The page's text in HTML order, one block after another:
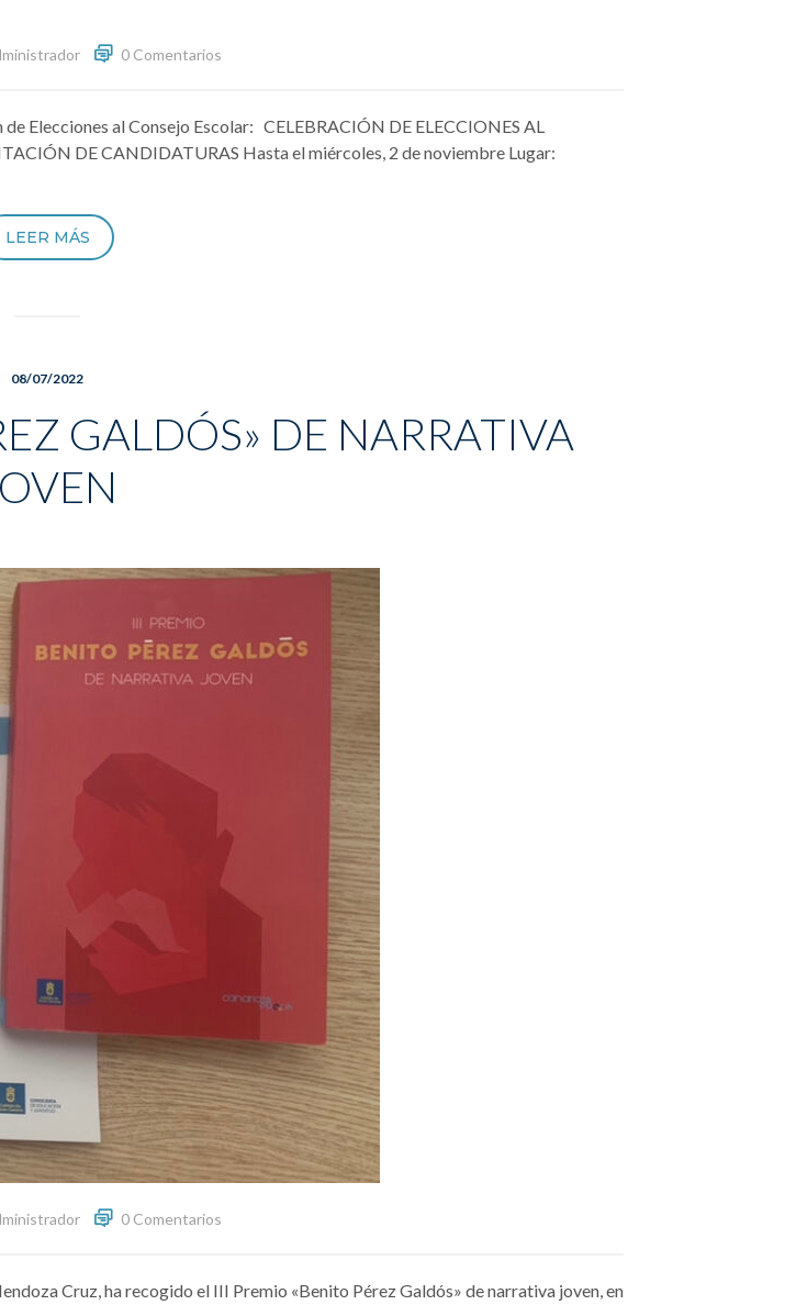
0 Comentarios
Elecciones al Consejo Escolar: CELEBRACIÓN DE ELECCIONES AL
DE CANDIDATURAS Hasta el miércoles, 2 de noviembre Lugar:
LEER MÁS
08/07/2022
GALDÓS» DE NARRATIVA
0 Comentarios
Cruz, ha recogido el III Premio «Benito Pérez Galdós» de narrativa joven, en